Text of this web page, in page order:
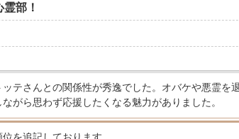
部！
テさんとの関係性が秀逸でした。オバケや悪霊を
がら思わず応援したくなる魅力がありました。
を追記しております。